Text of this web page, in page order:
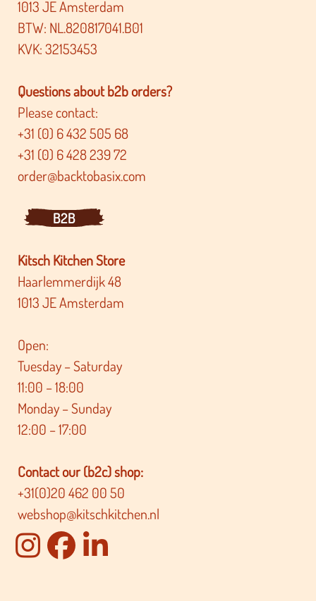
1013 JE Amsterdam
BTW: NL.820817041.B01
KVK: 32153453
Questions about b2b orders?
Please contact:
+31 (0) 6 432 505 68
+31 (0) 6 428 239 72
order@backtobasix.com
B2B
Kitsch Kitchen Store
Haarlemmerdijk 48
1013 JE Amsterdam
Open:
Tuesday – Saturday
11:00 – 18:00
Monday – Sunday
12:00 – 17:00
Contact our (b2c) shop:
+31(0)20 462 00 50
webshop@kitschkitchen.nl